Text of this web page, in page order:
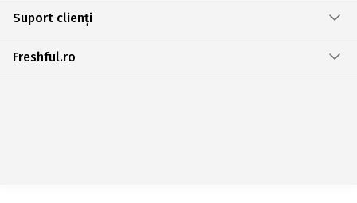
Suport clienți
Freshful.ro